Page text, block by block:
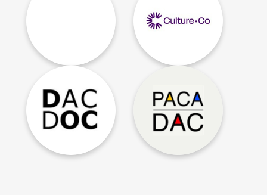
Réseau national pour
la culture dans les
Président : Jean-
Damien RICAUT
Directrices et
directeurs Culture
d’Occitanie
Présidente : Nathalie
Allio
Association des
Directeur.rice.s des
Affaires Culturelles de
PACA et de Corse